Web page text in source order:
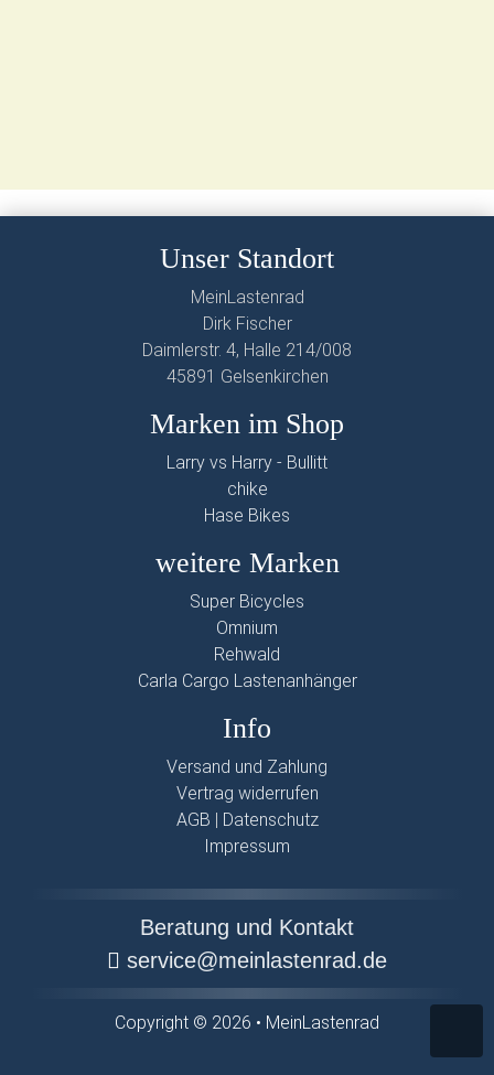
Unser Standort
MeinLastenrad
Dirk Fischer
Daimlerstr. 4, Halle 214/008
45891 Gelsenkirchen
Marken im Shop
Larry vs Harry - Bullitt
chike
Hase Bikes
weitere Marken
Super Bicycles
Omnium
Rehwald
Carla Cargo Lastenanhänger
Info
Versand und Zahlung
Vertrag widerrufen
AGB | Datenschutz
Impressum
Beratung und Kontakt
service@meinlastenrad.de
Copyright © 2026 • MeinLastenrad